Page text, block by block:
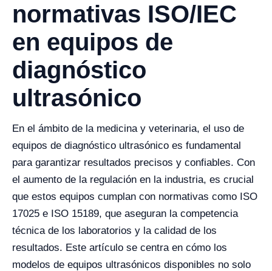
normativas ISO/IEC
en equipos de
diagnóstico
ultrasónico
En el ámbito de la medicina y veterinaria, el uso de
equipos de diagnóstico ultrasónico es fundamental
para garantizar resultados precisos y confiables. Con
el aumento de la regulación en la industria, es crucial
que estos equipos cumplan con normativas como ISO
17025 e ISO 15189, que aseguran la competencia
técnica de los laboratorios y la calidad de los
resultados. Este artículo se centra en cómo los
modelos de equipos ultrasónicos disponibles no solo